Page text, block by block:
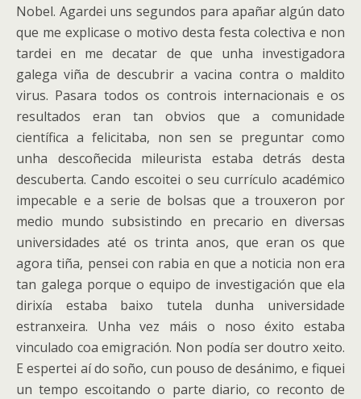
Nobel. Agardei uns segundos para apañar algún dato
que me explicase o motivo desta festa colectiva e non
tardei en me decatar de que unha investigadora
galega viña de descubrir a vacina contra o maldito
virus. Pasara todos os controis internacionais e os
resultados eran tan obvios que a comunidade
científica a felicitaba, non sen se preguntar como
unha descoñecida mileurista estaba detrás desta
descuberta. Cando escoitei o seu currículo académico
impecable e a serie de bolsas que a trouxeron por
medio mundo subsistindo en precario en diversas
universidades até os trinta anos, que eran os que
agora tiña, pensei con rabia en que a noticia non era
tan galega porque o equipo de investigación que ela
dirixía estaba baixo tutela dunha universidade
estranxeira. Unha vez máis o noso éxito estaba
vinculado coa emigración. Non podía ser doutro xeito.
E espertei aí do soño, cun pouso de desánimo, e fiquei
un tempo escoitando o parte diario, co reconto de